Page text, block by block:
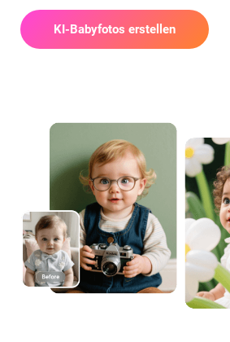
KI-Babyfotos erstellen